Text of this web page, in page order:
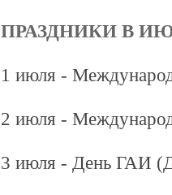
ПРАЗДНИКИ В
1 июля -
2 июля -
3 июля - День ГАИ